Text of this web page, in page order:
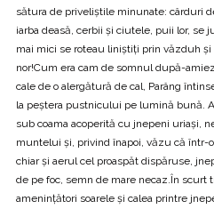
sătura de priveliștile minunate: cârduri
iarba deasă, cerbii și ciutele, puii lor, se
mai mici se roteau liniștiți prin văzduh
nor!Cum era cam de somnul după-
cale de o alergătură de cal, Parâng
la peștera pustnicului pe lumină bună.
sub coama acoperită cu jnepeni uriași,
muntelui și, privind înapoi, văzu că într-
chiar și aerul cel proaspăt dispăruse,
de pe foc, semn de mare necaz.În scurt
ameninţători soarele și calea printre